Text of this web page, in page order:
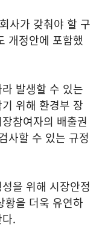
사가 갖춰야 할 구
개정안에 포함했
발생할 수 있는
위해 환경부 장
참여자의 배출권
사할 수 있는 규정
을 위해 시장안정
황을 더욱 유연하
.